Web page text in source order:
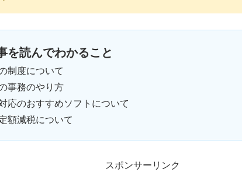
を読んでわかること
制度について
事務のやり方
応のおすすめソフトについて
額減税について
スポンサーリンク